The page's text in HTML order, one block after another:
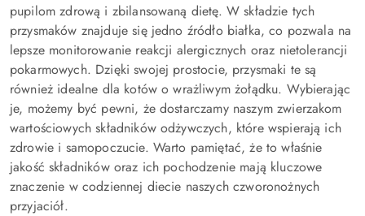
pupilom zdrową i zbilansowaną dietę. W składzie tych
przysmaków znajduje się jedno źródło białka, co pozwala na
lepsze monitorowanie reakcji alergicznych oraz nietolerancji
pokarmowych. Dzięki swojej prostocie, przysmaki te są
również idealne dla kotów o wrażliwym żołądku. Wybierając
je, możemy być pewni, że dostarczamy naszym zwierzakom
wartościowych składników odżywczych, które wspierają ich
zdrowie i samopoczucie. Warto pamiętać, że to właśnie
jakość składników oraz ich pochodzenie mają kluczowe
znaczenie w codziennej diecie naszych czworonożnych
przyjaciół.